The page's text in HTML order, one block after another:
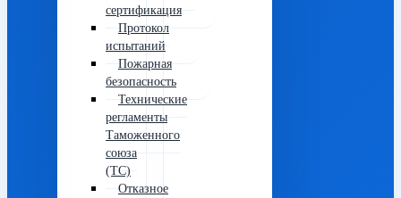
сертификация
Протокол
испытаний
Пожарная
безопасность
Технические
регламенты
Таможенного
союза
(ТС)
Отказное